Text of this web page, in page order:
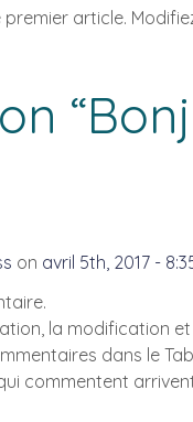
article.
“
on avril 5th, 2017 -
la modification
dans le
commentent